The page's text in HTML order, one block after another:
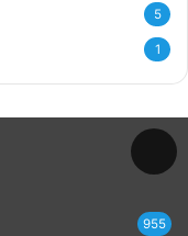
5
1
955